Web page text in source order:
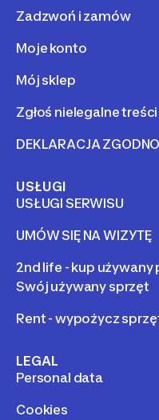
Zadzwoń i zamów
Moje konto
Mój sklep
Zgłoś nielegalne treści
DEKLARACJA
USŁUGI
USŁUGI SERWISU
UMÓW SIĘ NA WIZYTĘ
2nd life - kup
Swój używany sprzęt
Rent - wypożycz
LEGAL
Personal data
Cookies